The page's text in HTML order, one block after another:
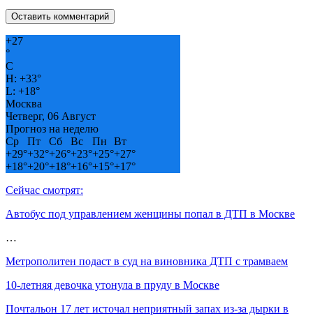
+27
°
C
H: +33°
L: +18°
Москва
Четверг, 06 Август
Прогноз на неделю
Ср
Пт Сб Вс Пн
Вт
+29°+32°+26°+23°+25°+27°
+18°+20°+18°+16°+15°+17°
Сейчас смотрят:
Автобус под управлением женщины попал в ДТП в Москве
…
Метрополитен подаст в суд на виновника ДТП с трамваем
10-летняя девочка утонула в пруду в Москве
Почтальон 17 лет источал неприятный запах из-за дырки в